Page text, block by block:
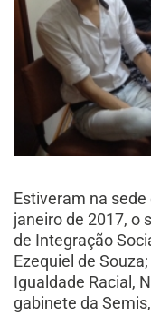
Estiveram na sede
janeiro de 2017, o
de Integração
Ezequiel de
Igualdade Racial,
gabinete da